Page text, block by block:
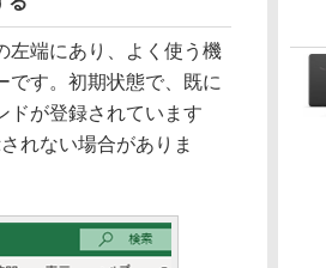
端にあり、よく使う機
です。初期状態で、既に
が登録されています
れない場合がありま